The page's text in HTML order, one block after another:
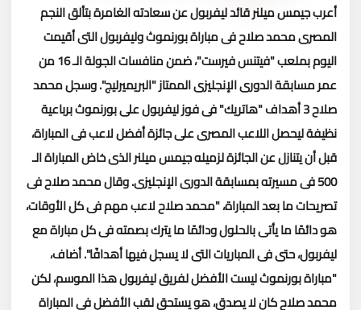
أعرب جيمس ميلنر قائد ليفربول عن سعادته الغامرة بتألق النجم
المصرى محمد صلاح فى مباراة بورنموث وليفربول التى أقيمت
اليوم بملعب "فيتنس فيرست"، ضمن منافسات الجولة الـ 16 من
عمر مسابقة الدورى الإنجليزى الممتاز "البريميرليج".وسجل محمد
صلاح 3 أهداف "هاتريك" فى فوز ليفربول على بورنموث برباعية
نظيفة ليحصل اللاعب المصرى على جائزة أفضل لاعب فى المباراة،
قبل أن يتنازل عن الجائزة لزميله جيمس ميلنر الذى خاض المباراة الـ
500 فى مسيرته بمسابقة الدورى الإنجليزى.
وقال محمد صلاح فى
تصريحات ما بعد المباراة، "محمد صلاح لاعب مهم فى كل الأوقات،
هو دائمًا ما يأتى بالحلول ودائمًا ما يترك بصمته فى كل مباراة مع
ليفربول، حتى فى المباريات التى لا يسجل فيها أهدافًا".أضاف،
"مباراة بورنموث ليست الأفضل لفريق ليفربول هذا الموسم، لكن
محمد صلاح كان لا يصدق، هو يستحق لقب الأفضل فى المباراة